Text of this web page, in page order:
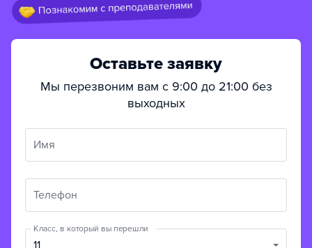
Оставьте заявку
Мы перезвоним вам с 9:00 до 21:00 без
выходных
Имя
Телефон
Класс, в который вы перешли
11